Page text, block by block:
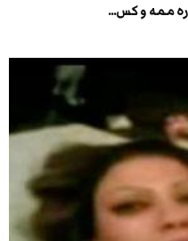
ممه و کس...